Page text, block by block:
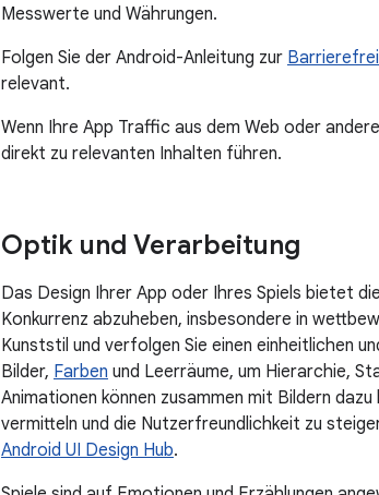
Messwerte und Währungen.
Folgen Sie der Android-Anleitung zur
relevant.
Wenn Ihre App Traffic aus dem Web oder
direkt zu relevanten Inhalten führen.
Optik und Verarbeitung
Das Design Ihrer App oder Ihres Spiels bietet
Konkurrenz abzuheben, insbesondere in
Kunststil und verfolgen Sie einen einheitlichen
Bilder, Farben und Leerräume, um Hierarchie,
Animationen können zusammen mit Bildern
vermitteln und die Nutzerfreundlichkeit zu
Android UI Design Hub.